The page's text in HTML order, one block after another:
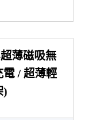
薄磁吸無
電 / 超薄輕
)